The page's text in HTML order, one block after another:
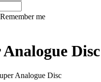
Remember me
Disc
Analogue Disc